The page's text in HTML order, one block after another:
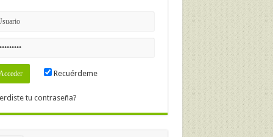
Recuérdeme
tu contraseña?